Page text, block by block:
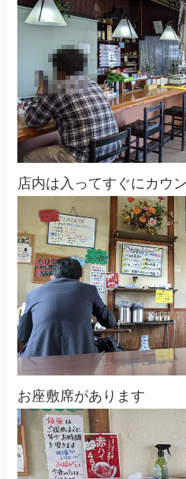
店内は入ってすぐにカウ
お座敷席があります